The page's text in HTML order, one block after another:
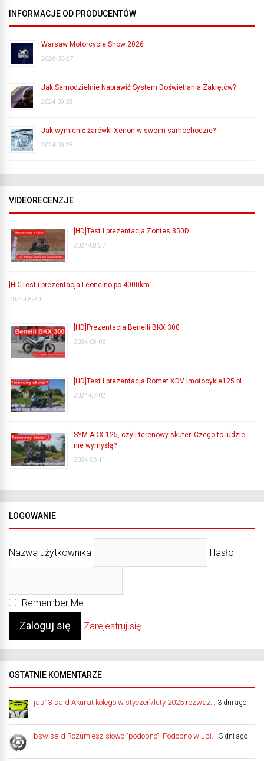
INFORMACJE OD PRODUCENTÓW
Warsaw Motorcycle Show 2026
2026-03-27
Jak Samodzielnie Naprawić System Doświetlania Zakrętów?
2024-09-28
Jak wymienić żarówki Xenon w swoim samochodzie?
2024-09-28
VIDEORECENZJE
[HD]Test i prezentacja Zontes 350D
2024-08-27
[HD]Test i prezentacja Leoncino po 4000km
2024-08-20
[HD]Prezentacja Benelli BKX 300
2024-08-06
[HD]Test i prezentacja Romet XDV |motocykle125.pl
2024-07-02
SYM ADX 125, czyli terenowy skuter. Czego to ludzie
nie wymyślą?
2024-06-11
LOGOWANIE
Nazwa użytkownika Hasło
Remember Me
Zarejestruj się
OSTATNIE KOMENTARZE
jas13 said Akurat kolego w styczeń/luty 2025 rozważ... 3 dni ago
bsw said Rozumiesz słowo "podobno". Podobno w ubi... 3 dni ago